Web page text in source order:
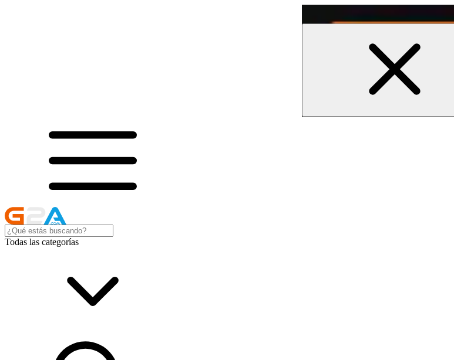
Todas las categorías